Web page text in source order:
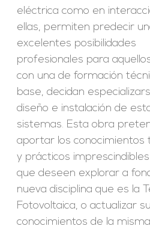
eléctrica como en
ellas, permiten predecir
excelentes posibilidades
profesionales para
con una de formación
base, decidan
diseño e instalación de
sistemas. Esta obra
aportar los conocimientos
y prácticos
que deseen explorar a
nueva disciplina que es la
Fotovoltaica, o actualizar
conocimientos de la